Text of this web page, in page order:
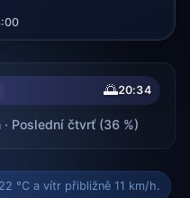
🌅20:34
Poslední čtvrť (36 %)
°C a vítr přibližně 11 km/h.